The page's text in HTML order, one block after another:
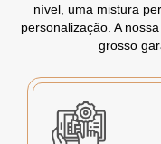
nível, uma mistura
personalização. A
grosso